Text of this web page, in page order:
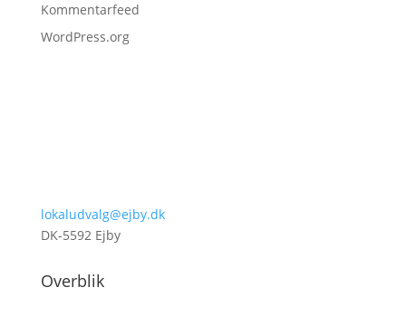
Kommentarfeed
WordPress.org
lokaludvalg@ejby.dk
DK-5592 Ejby
Overblik